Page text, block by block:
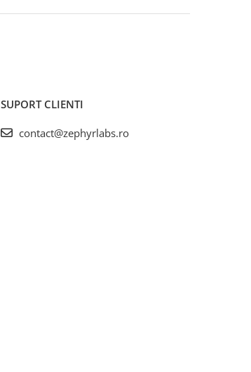
SUPORT CLIENTI
contact@zephyrlabs.ro